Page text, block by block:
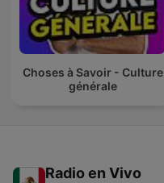
Choses à Savoir - Culture
générale
Radio en Vivo